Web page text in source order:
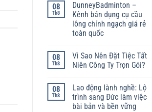
08
Th8
DunneyBadminton –
Kênh bán dụng cụ cầu
lông chính ngạch giá rẻ
toàn quốc
08
Th8
Vì Sao Nên Đặt Tiệc Tất
Niên Công Ty Trọn Gói?
08
Th8
Lao động lành nghề: Lộ
trình sang Đức làm việc
bài bản và bền vững